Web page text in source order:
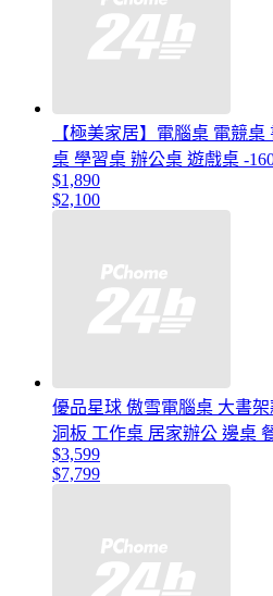
【極美家居】電腦桌 電競
桌 學習桌 辦公桌 遊戲桌 -
$1,890
$2,100
優品星球 傲雪電腦桌 大書
洞板 工作桌 居家辦公 邊桌
$3,599
$7,799